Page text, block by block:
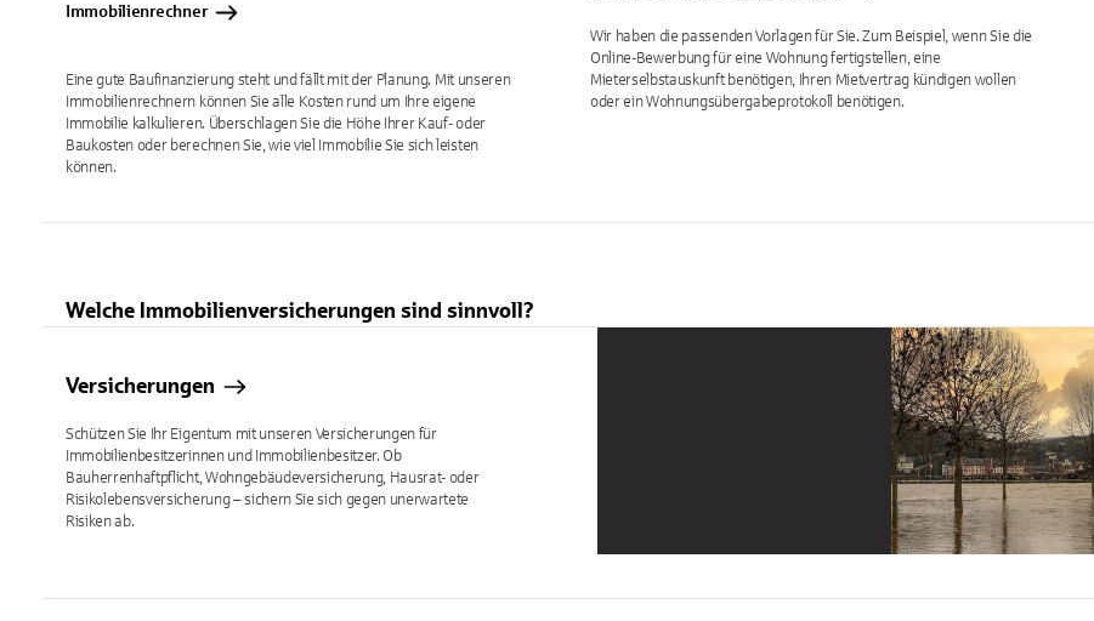
Immobilienrechner
Eine gute Baufinanzierung steht und fällt mit der Planung. Mit unseren
Immobilienrechnern können Sie alle Kosten rund um Ihre eigene
Immobilie kalkulieren. Überschlagen Sie die Höhe Ihrer Kauf- oder
Baukosten oder berechnen Sie, wie viel Immobilie Sie sich leisten
können.
Wir haben die passenden Vorlagen für Sie. Zum Beispiel, wenn Sie die
Online-Bewerbung für eine Wohnung fertigstellen, eine
Mieterselbstauskunft benötigen, Ihren Mietvertrag kündigen wollen
oder ein Wohnungsübergabeprotokoll benötigen.
Welche Immobilienversicherungen sind sinnvoll?
Versicherungen
Schützen Sie Ihr Eigentum mit unseren Versicherungen für
Immobilienbesitzerinnen und Immobilienbesitzer. Ob
Bauherrenhaftpflicht, Wohngebäudeversicherung, Hausrat- oder
Risikolebensversicherung – sichern Sie sich gegen unerwartete
Risiken ab.